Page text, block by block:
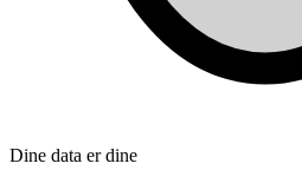
Dine data er dine